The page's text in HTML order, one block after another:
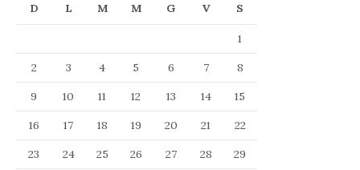
D L M M G V S
1
2
3 4 5 6 7
8
9
10 11 12 13 14
15
16
17 18 19 20 21
22
23
24 25 26 27 28
29